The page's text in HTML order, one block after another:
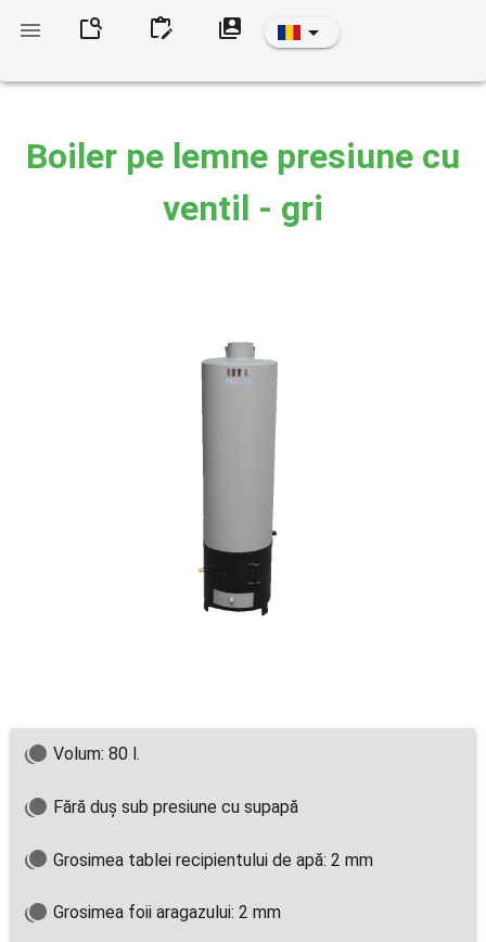
Boiler pe lemne presiune cu
ventil - gri
Volum: 80 l.
Fără duș sub presiune cu supapă
Grosimea tablei recipientului de apă: 2 mm
Grosimea foii aragazului: 2 mm